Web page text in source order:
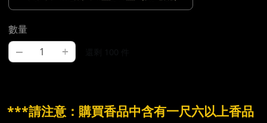
數量
– +
***請注意：購買香品中含有一尺六以上香品